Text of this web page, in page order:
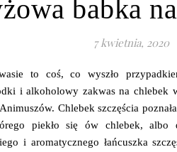
babka
7 kwietnia, 2020
to coś, co wyszło
i alkoholowy zakwas na chlebek
Chlebek szczęścia
piekło się ów chlebek, albo
i aromatycznego łańcuszka